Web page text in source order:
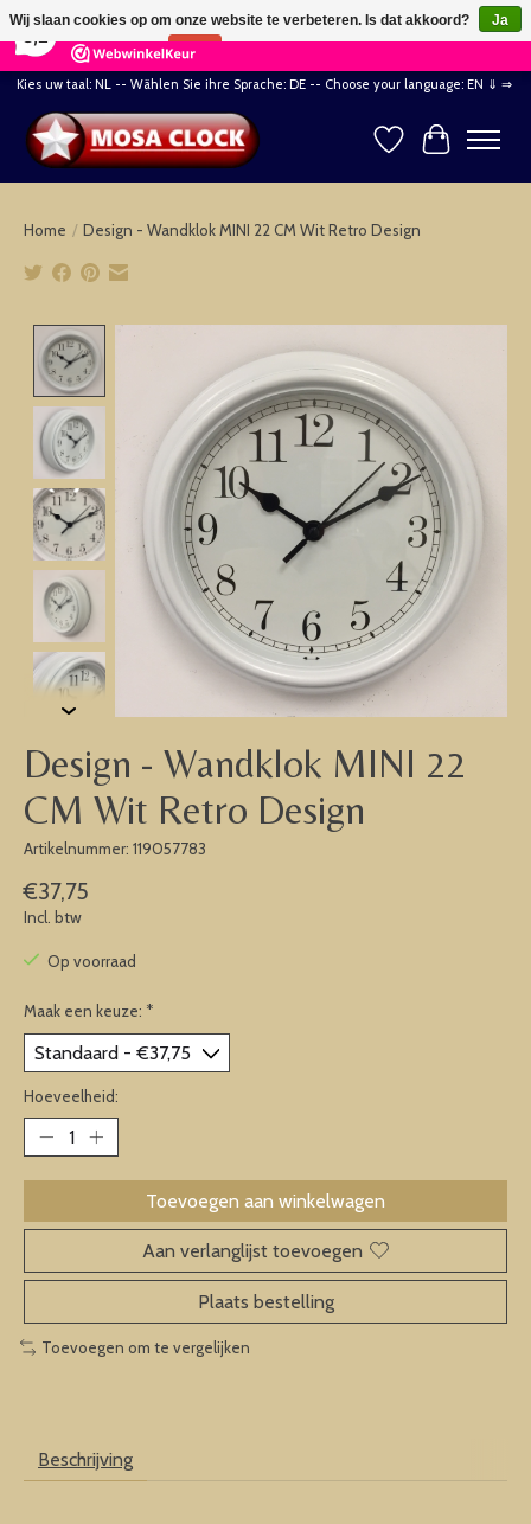
164 Reviews ×
Kies uw taal: NL -- Wählen Sie ihre Sprache: DE -- Choose your language: EN ⇓ ⇒
Verlanglijst
Home / Design - Wandklok MINI 22 CM Wit Retro Design
Product image slideshow Items
Design - Wandklok MINI 22
CM Wit Retro Design
Artikelnummer: 119057783
€37,75
Incl. btw
Op voorraad
Maak een keuze: *
Hoeveelheid:
Toevoegen aan winkelwagen
Aan verlanglijst toevoegen
Plaats bestelling
Toevoegen om te vergelijken
Beschrijving
Wij slaan cookies op om onze website te verbeteren. Is dat akkoord?
Ja
Nee